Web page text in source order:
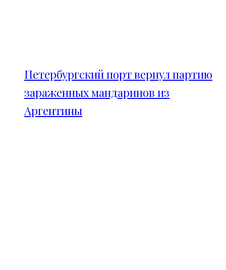
Петербургский порт вернул партию
зараженных мандаринов из
Аргентины